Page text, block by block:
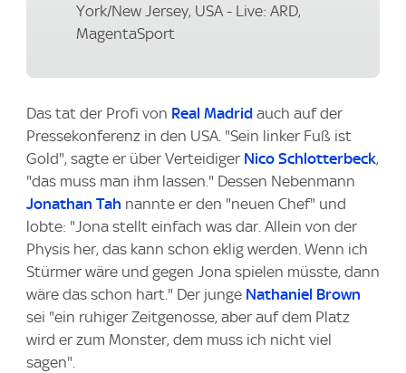
York/New Jersey, USA - Live: ARD,
MagentaSport
Das tat der Profi von Real Madrid auch auf der
Pressekonferenz in den USA. "Sein linker Fuß ist
Gold", sagte er über Verteidiger Nico Schlotterbeck,
"das muss man ihm lassen." Dessen Nebenmann
Jonathan Tah nannte er den "neuen Chef" und
lobte: "Jona stellt einfach was dar. Allein von der
Physis her, das kann schon eklig werden. Wenn ich
Stürmer wäre und gegen Jona spielen müsste, dann
wäre das schon hart." Der junge Nathaniel Brown
sei "ein ruhiger Zeitgenosse, aber auf dem Platz
wird er zum Monster, dem muss ich nicht viel
sagen".